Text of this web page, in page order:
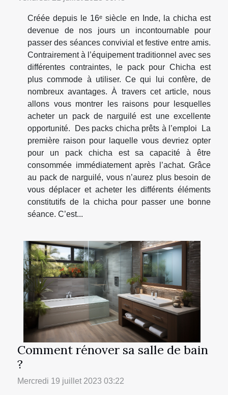
Créée depuis le 16ᵉ siècle en Inde, la chicha est
devenue de nos jours un incontournable pour
passer des séances convivial et festive entre amis.
Contrairement à l’équipement traditionnel avec ses
différentes contraintes, le pack pour Chicha est
plus commode à utiliser. Ce qui lui confère, de
nombreux avantages. À travers cet article, nous
allons vous montrer les raisons pour lesquelles
acheter un pack de narguilé est une excellente
opportunité. Des packs chicha prêts à l’emploi La
première raison pour laquelle vous devriez opter
pour un pack chicha est sa capacité à être
consommée immédiatement après l’achat. Grâce
au pack de narguilé, vous n’aurez plus besoin de
vous déplacer et acheter les différents éléments
constitutifs de la chicha pour passer une bonne
séance. C’est...
Comment rénover sa salle de bain
?
Mercredi 19 juillet 2023 03:22